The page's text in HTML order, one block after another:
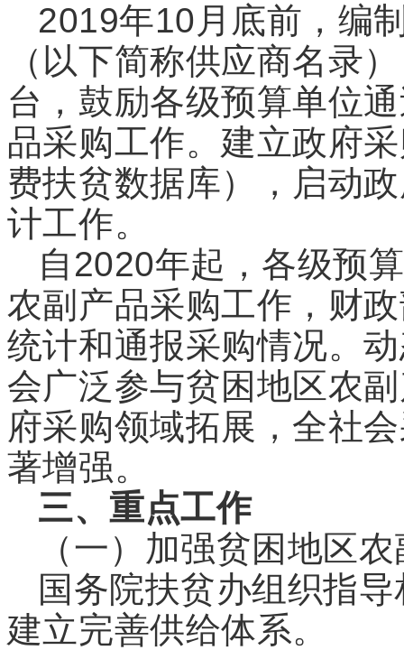
2019年10 月底前，编
（以下简称供应商名录
台，鼓励各级预算单位
品采购工作。建立政府
费扶贫数据库），启动
计工作。
自2020年起，各级预
农副产品采购工作，财
统计和通报采购情况。
会广泛参与贫困地区农
府采购领域拓展，全社
著增强。
三、重点工作
（一）加强贫困地区
国务院扶贫办组织指
建立完善供给体系。